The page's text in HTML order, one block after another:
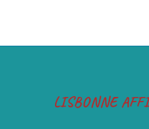
LISBONNE